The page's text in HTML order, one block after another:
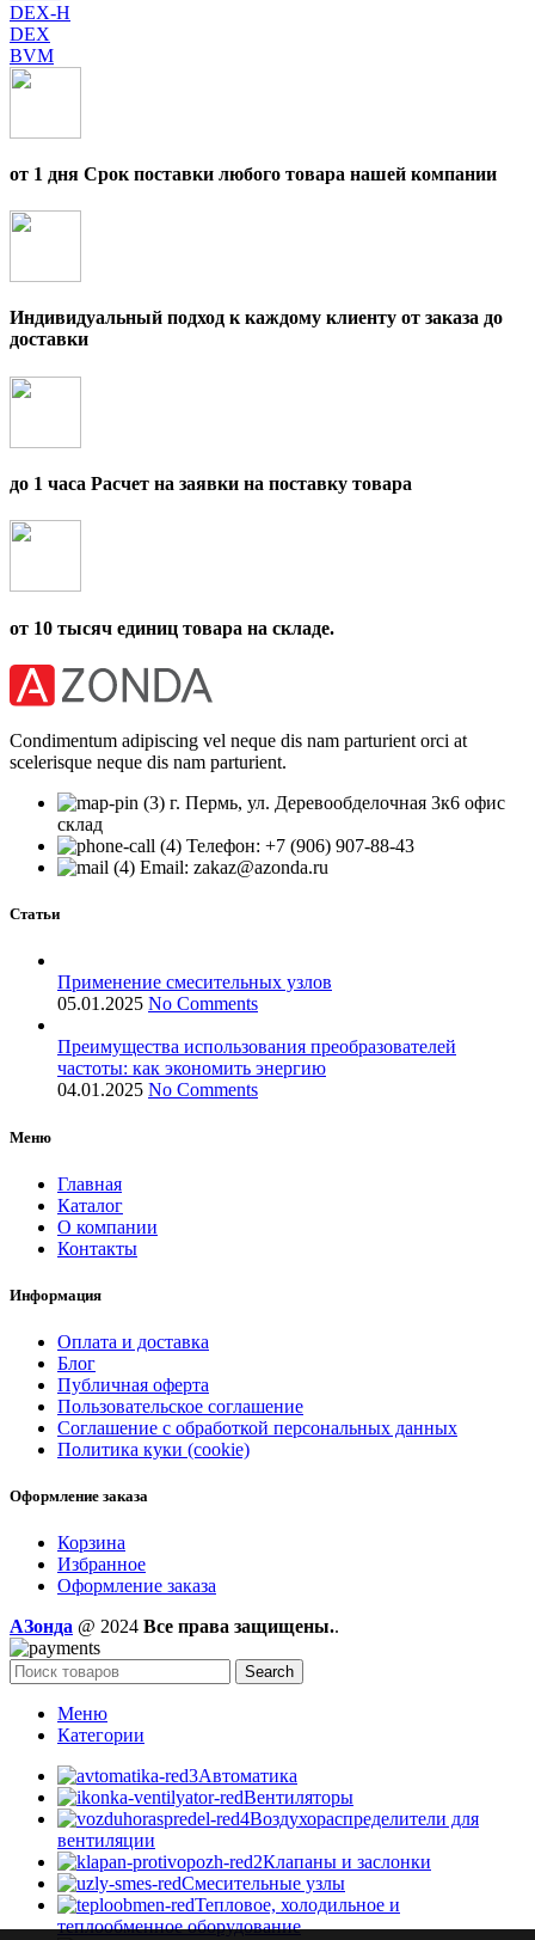
DEX-H
DEX
BVM
от 1 дня Срок поставки любого товара нашей компании
Индивидуальный подход к каждому клиенту от заказа до
доставки
до 1 часа Расчет на заявки на поставку товара
от 10 тысяч единиц товара на складе.
Condimentum adipiscing vel neque dis nam parturient orci at
scelerisque neque dis nam parturient.
г. Пермь, ул. Деревообделочная 3к6 офис
склад
Телефон: +7 (906) 907-88-43
Email: zakaz@azonda.ru
Статьи
Применение смесительных узлов
05.01.2025 No Comments
Преимущества использования преобразователей
частоты: как экономить энергию
04.01.2025 No Comments
Меню
Главная
Каталог
О компании
Контакты
Информация
Оплата и доставка
Блог
Публичная оферта
Пользовательское соглашение
Соглашение с обработкой персональных данных
Политика куки (cookie)
Оформление заказа
Корзина
Избранное
Оформление заказа
AЗонда @ 2024 Все права защищены..
Search
Меню
Категории
Автоматика
Вентиляторы
Воздухораспределители для
вентиляции
Клапаны и заслонки
Смесительные узлы
Тепловое, холодильное и
теплообменное оборудование